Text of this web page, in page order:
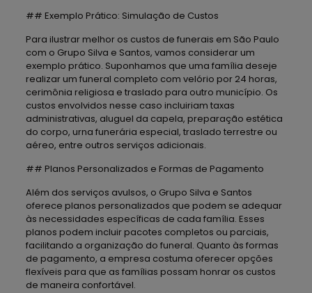
## Exemplo Prático: Simulação de Custos
Para ilustrar melhor os custos de funerais em São Paulo
com o Grupo Silva e Santos, vamos considerar um
exemplo prático. Suponhamos que uma família deseje
realizar um funeral completo com velório por 24 horas,
cerimônia religiosa e traslado para outro município. Os
custos envolvidos nesse caso incluiriam taxas
administrativas, aluguel da capela, preparação estética
do corpo, urna funerária especial, traslado terrestre ou
aéreo, entre outros serviços adicionais.
## Planos Personalizados e Formas de Pagamento
Além dos serviços avulsos, o Grupo Silva e Santos
oferece planos personalizados que podem se adequar
às necessidades específicas de cada família. Esses
planos podem incluir pacotes completos ou parciais,
facilitando a organização do funeral. Quanto às formas
de pagamento, a empresa costuma oferecer opções
flexíveis para que as famílias possam honrar os custos
de maneira confortável.